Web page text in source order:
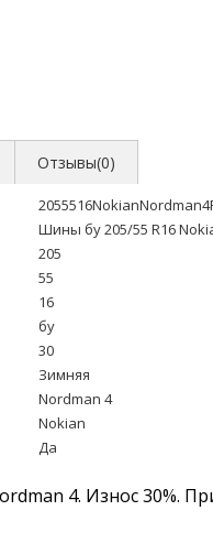
Отзывы(0)
Шины бу 205/55 R16
205
55
16
бу
30
Зимняя
Nordman 4
Nokian
Да
4. Износ 30%.